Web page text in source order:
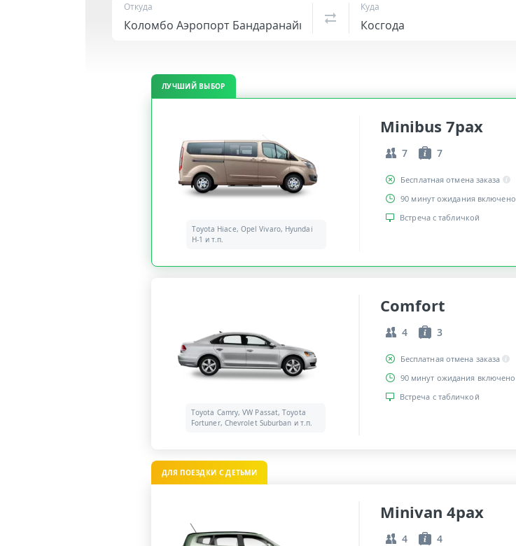
Откуда Куда
ЛУЧШИЙ ВЫБОР
Toyota Hiace, Opel Vivaro, Hyundai
H-1 и т.п.
Minibus 7pax
7 7
Бесплатная отмена заказа
90 минут ожидания включено
Встреча с табличкой
Toyota Camry, VW Passat, Toyota
Fortuner, Chevrolet Suburban и т.п.
Comfort
4 3
Бесплатная отмена заказа
90 минут ожидания включено
Встреча с табличкой
ДЛЯ ПОЕЗДКИ С ДЕТЬМИ
Minivan 4pax
4 4